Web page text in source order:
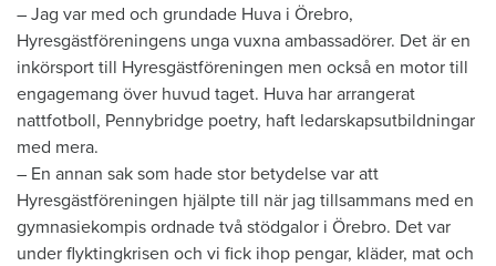
– Jag var med och grundade Huva i Örebro,
Hyresgästföreningens unga vuxna ambassadörer. Det är en
inkörsport till Hyresgästföreningen men också en motor till
engagemang över huvud taget. Huva har arrangerat
nattfotboll, Pennybridge poetry, haft ledarskapsutbildningar
med mera.
– En annan sak som hade stor betydelse var att
Hyresgästföreningen hjälpte till när jag tillsammans med en
gymnasiekompis ordnade två stödgalor i Örebro. Det var
under flyktingkrisen och vi fick ihop pengar, kläder, mat och